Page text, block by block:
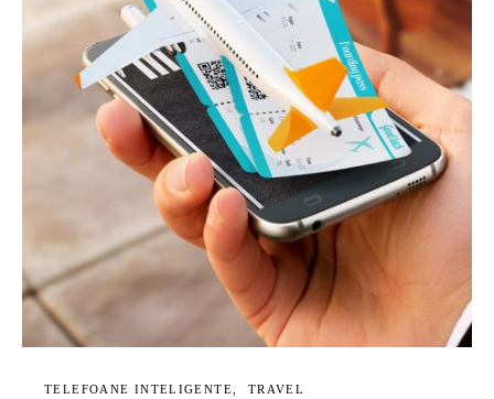
TELEFOANE INTELIGENTE TRAVEL